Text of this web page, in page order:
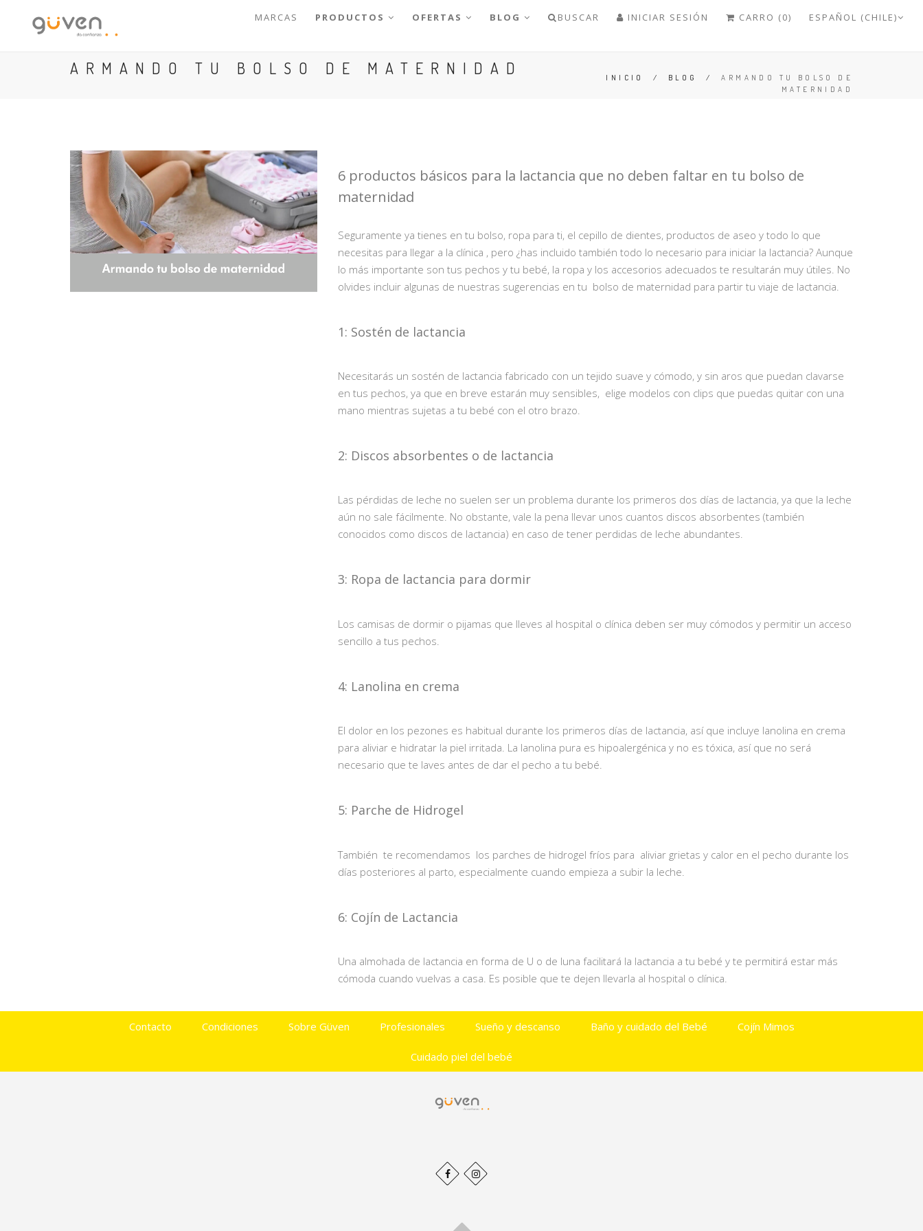
MARCAS PRODUCTOS OFERTAS BLOG BUSCAR INICIAR SESIÓN CARRO (0) ESPAÑOL (CHILE)
ARMANDO TU BOLSO DE MATERNIDAD INICIO / BLOG /ARMANDO TU BOLSO DE
MATERNIDAD
6 productos básicos para la lactancia que no deben faltar en tu bolso de
maternidad
Seguramente ya tienes en tu bolso, ropa para ti, el cepillo de dientes, productos de aseo y todo lo que
necesitas para llegar a la clínica , pero ¿has incluido también todo lo necesario para iniciar la lactancia? Aunque
lo más importante son tus pechos y tu bebé, la ropa y los accesorios adecuados te resultarán muy útiles. No
olvides incluir algunas de nuestras sugerencias en tu bolso de maternidad para partir tu viaje de lactancia.
1: Sostén de lactancia
Necesitarás un sostén de lactancia fabricado con un tejido suave y cómodo, y sin aros que puedan clavarse
en tus pechos, ya que en breve estarán muy sensibles, elige modelos con clips que puedas quitar con una
mano mientras sujetas a tu bebé con el otro brazo.
2: Discos absorbentes o de lactancia
Las pérdidas de leche no suelen ser un problema durante los primeros dos días de lactancia, ya que la leche
aún no sale fácilmente. No obstante, vale la pena llevar unos cuantos discos absorbentes (también
conocidos como discos de lactancia) en caso de tener perdidas de leche abundantes.
3: Ropa de lactancia para dormir
Los camisas de dormir o pijamas que lleves al hospital o clínica deben ser muy cómodos y permitir un acceso
sencillo a tus pechos.
4: Lanolina en crema
El dolor en los pezones es habitual durante los primeros días de lactancia, así que incluye lanolina en crema
para aliviar e hidratar la piel irritada. La lanolina pura es hipoalergénica y no es tóxica, así que no será
necesario que te laves antes de dar el pecho a tu bebé.
5: Parche de Hidrogel
También te recomendamos los parches de hidrogel fríos para aliviar grietas y calor en el pecho durante los
días posteriores al parto, especialmente cuando empieza a subir la leche.
6: Cojín de Lactancia
Una almohada de lactancia en forma de U o de luna facilitará la lactancia a tu bebé y te permitirá estar más
cómoda cuando vuelvas a casa. Es posible que te dejen llevarla al hospital o clínica.
Contacto Condiciones Sobre Güven Profesionales Sueño y descanso Baño y cuidado del Bebé Cojín Mimos
Cuidado piel del bebé